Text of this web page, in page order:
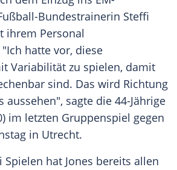
Bundestrainerin Steffi
ihrem Personal
hatte vor, diese
Variabilität zu spielen, damit
sind. Das wird Richtung
aussehen", sagte die 44-Jährige
im letzten Gruppenspiel gegen
in Utrecht.
Spielen hat Jones bereits allen